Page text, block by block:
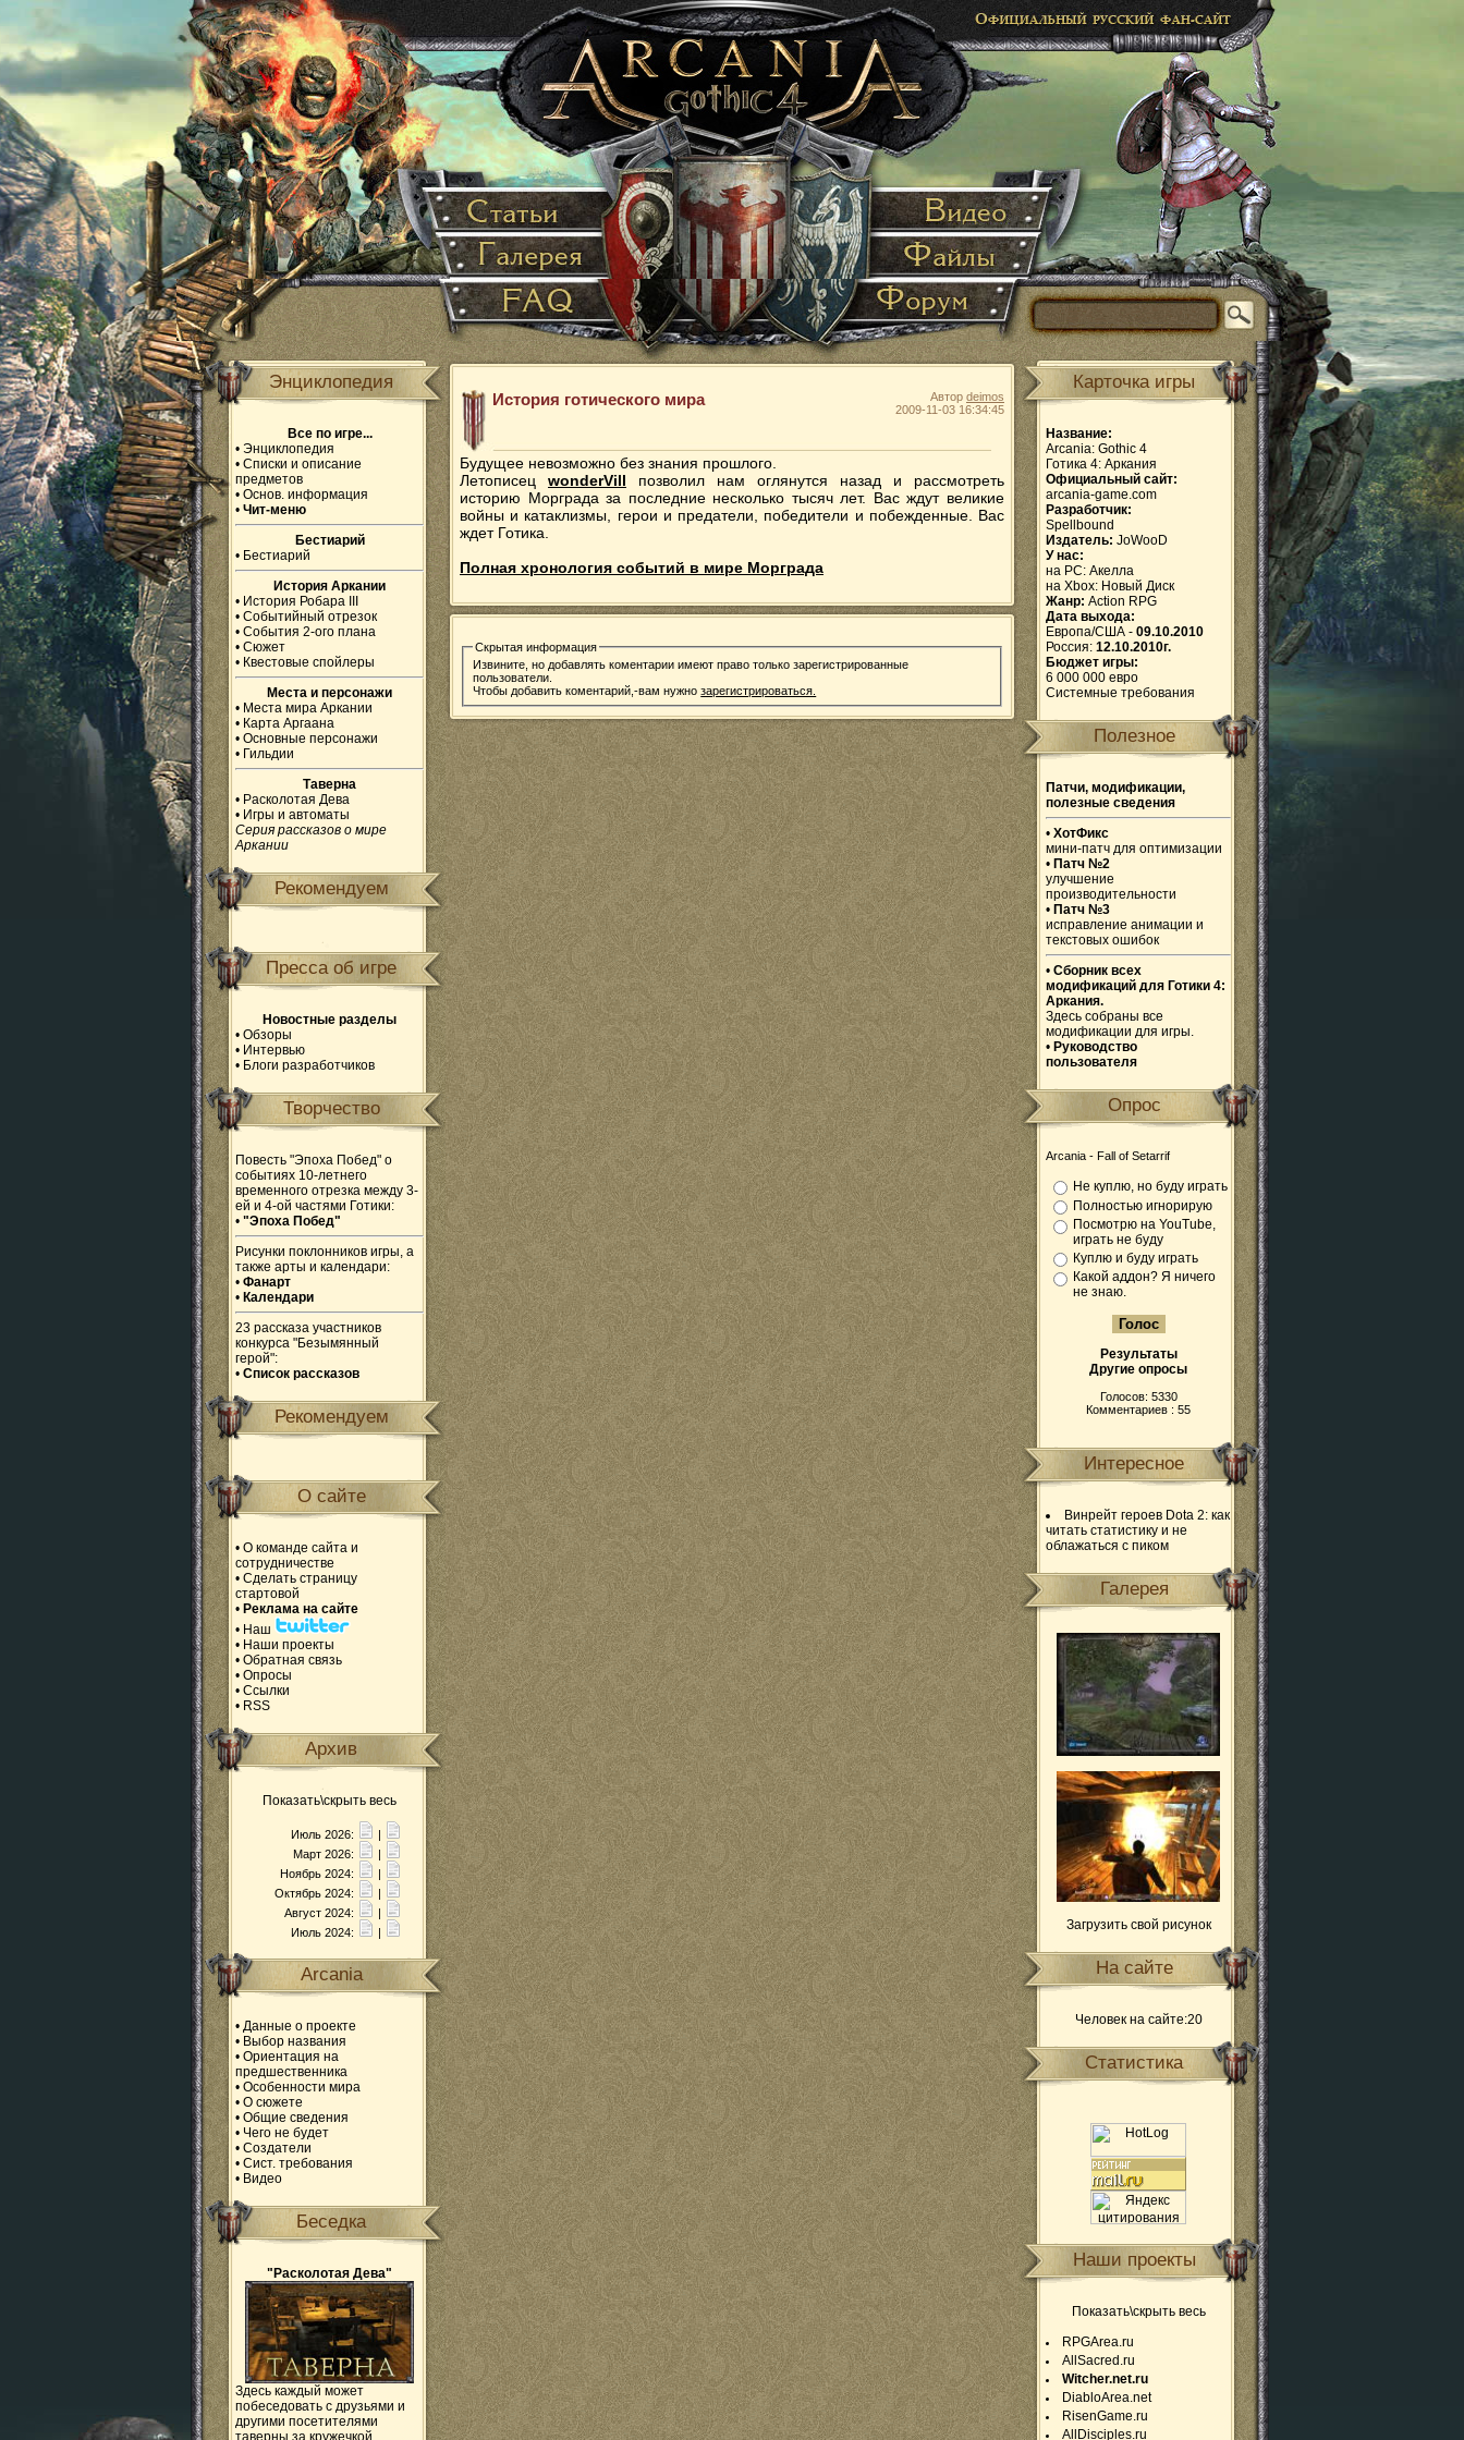
Энциклопедия
Все по игре...
• Энциклопедия
• Списки и описание
предметов
• Основ. информация
• Чит-меню
Бестиарий
• Бестиарий
История Аркании
• История Робара III
• Событийный отрезок
• События 2-ого плана
• Сюжет
• Квестовые спойлеры
Места и персонажи
• Места мира Аркании
• Карта Аргаана
• Основные персонажи
• Гильдии
Таверна
• Расколотая Дева
• Игры и автоматы
Серия рассказов о мире
Аркании
Рекомендуем
Пресса об игре
Новостные разделы
• Обзоры
• Интервью
• Блоги разработчиков
Творчество
Повесть "Эпоха Побед" о
событиях 10-летнего
временного отрезка между 3-
ей и 4-ой частями Готики:
• "Эпоха Побед"
Рисунки поклонников игры, а
также арты и календари:
• Фанарт
• Календари
23 рассказа участников
конкурса "Безымянный
герой":
• Список рассказов
Рекомендуем
О сайте
• О команде сайта и
сотрудничестве
• Сделать страницу
стартовой
• Реклама на сайте
• Наш
• Наши проекты
• Обратная связь
• Опросы
• Ссылки
• RSS
Архив
Показать\скрыть весь
Июль 2026:
|
Март 2026:
|
Ноябрь 2024:
|
Октябрь 2024:
|
Август 2024:
|
Июль 2024:
|
Arcania
• Данные о проекте
• Выбор названия
• Ориентация на
предшественника
• Особенности мира
• О сюжете
• Общие сведения
• Чего не будет
• Создатели
• Сист. требования
• Видео
Беседка
"Расколотая Дева"
Здесь каждый может
побеседовать с друзьями и
другими посетителями
таверны за кружечкой
История готического мира Автор deimos
2009-11-03 16:34:45
Будущее невозможно без знания прошлого.
Летописец wonderVill позволил нам оглянутся назад и рассмотреть
историю Морграда за последние несколько тысяч лет. Вас ждут великие
войны и катаклизмы, герои и предатели, победители и побежденные. Вас
ждет Готика.
Полная хронология событий в мире Морграда
Скрытая информация
Извините, но добавлять коментарии имеют право только зарегистрированные
пользователи.
Чтобы добавить коментарий,-вам нужнозарегистрироваться.
Карточка игры
Название:
Arcania: Gothic 4
Готика 4: Аркания
Официальный сайт:
arcania-game.com
Разработчик:
Spellbound
Издатель: JoWooD
У нас:
на PC: Акелла
на Xbox: Новый Диск
Жанр: Action RPG
Дата выхода:
Европа/США - 09.10.2010
Россия: 12.10.2010г.
Бюджет игры:
6 000 000 евро
Системные требования
Полезное
Патчи, модификации,
полезные сведения
• ХотФикс
мини-патч для оптимизации
• Патч №2
улучшение
производительности
• Патч №3
исправление анимации и
текстовых ошибок
• Сборник всех
модификаций для Готики 4:
Аркания.
Здесь собраны все
модификации для игры.
• Руководство
пользователя
Опрос
Arcania - Fall of Setarrif
Не куплю, но буду играть
Полностью игнорирую
Посмотрю на YouTube,
играть не буду
Куплю и буду играть
Какой аддон? Я ничего
не знаю.
Результаты
Другие опросы
Голосов: 5330
Комментариев : 55
Интересное
Винрейт героев Dota 2: как
читать статистику и не
облажаться с пиком
Галерея
Загрузить свой рисунок
На сайте
Человек на сайте:20
Статистика
Наши проекты
Показать\скрыть весь
RPGArea.ru
AllSacred.ru
Witcher.net.ru
DiabloArea.net
RisenGame.ru
AllDisciples.ru